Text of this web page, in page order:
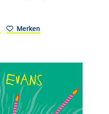
Merken